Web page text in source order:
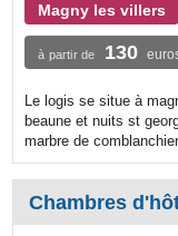
Magny les villers
à partir de 130
Le logis se situe à
beaune et nuits st
marbre de